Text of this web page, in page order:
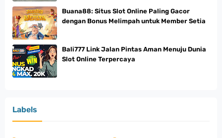
Buana88: Situs Slot Online Paling Gacor
dengan Bonus Melimpah untuk Member Setia
Bali777 Link Jalan Pintas Aman Menuju Dunia
Slot Online Terpercaya
Labels